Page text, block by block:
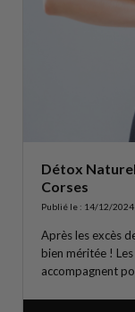
Détox
Corses
Publié le : 14/12/2024
Après les excès
bien méritée !
accompagnent